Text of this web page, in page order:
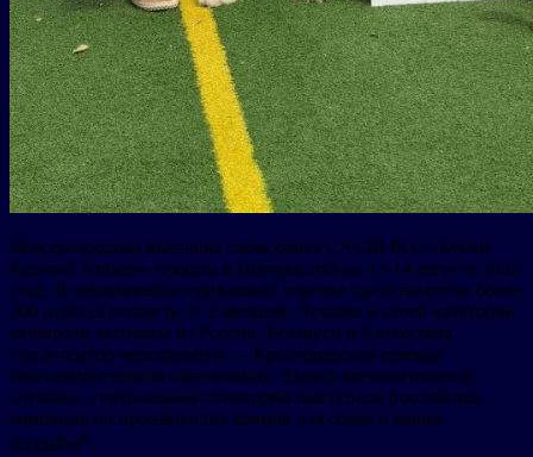
Международная выставка собак ранга CACIB IKU «Кубок
Казачий Атаман» прошла в Новороссийске 13-14 августа 2022
года. В мероприятии принимали участие представители более
300 пород в возрасте от 3 месяцев. Лучших в своей категории
выбирали эксперты из России, Беларуси и Казахстана.
Организатор мероприятия — Краснодарская краевая
благотворительная организация «Центр кинологической
службы», генеральным спонсором выступила российская
компания по производству кормов для собак и кошек
AlphaPet®.